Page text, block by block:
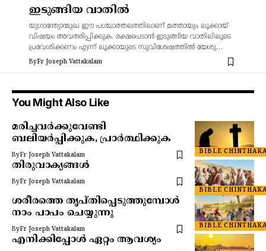
ഇടുങ്ങിയ വാതിൽ
യുഗാന്ത്യോന്മുഖ ഈ പശ്ചാത്തലത്തിലാണ് മത്തായും ലൂക്കായ്
വിഷയം അവതരിപ്പിക്കുക. രക്ഷപെടാൻ ഇടുങ്ങിയ വാതിലിലൂടെ
പ്രവേശിക്കണം എന്ന് ലൂക്കായുടെ സുവിശേഷത്തിൽ യേശു…
ByFr Joseph Vattakalam
You Might Also Like
BIBLE
മരിച്ചവർക്കുവേണ്ടി
ബലിയർപ്പിക്കുക, പ്രാർത്ഥിക്കുക
ByFr Joseph Vattakalam
BIBLE
തിരുവാക്യങ്ങൾ
ByFr Joseph Vattakalam
BIBLE
ശരീരത്തെ തൃപ്തിപ്പെടുത്തുമ്പോൾ
നാം പാപം ചെയ്യുന്നു
ByFr Joseph Vattakalam
എനിക്കിപ്പോൾ ഏറ്റം ആവശ്യം